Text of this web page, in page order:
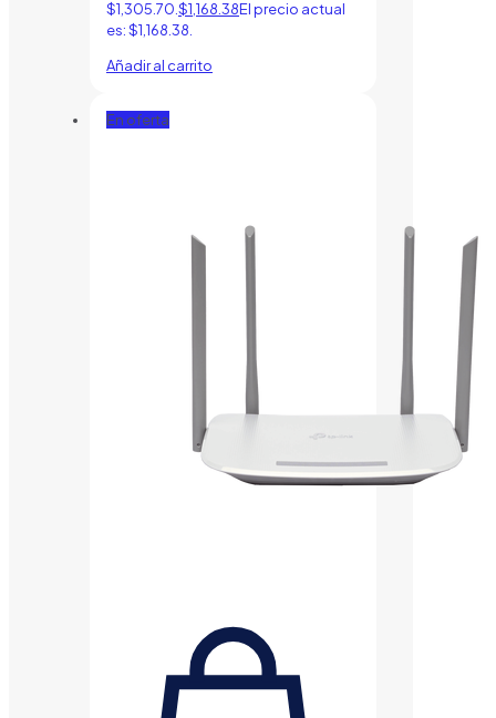
$1,305.70. $1,168.38El precio actual
es: $1,168.38.
Añadir al carrito
En oferta